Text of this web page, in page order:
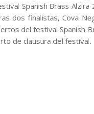
Spanish Brass
dos finalistas, Cova
del festival Spanish
de clausura del festival.